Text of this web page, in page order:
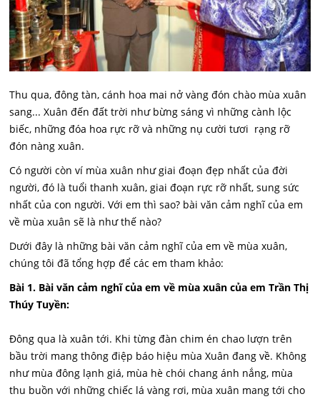
Thu qua, đông tàn, cánh hoa mai nở vàng đón chào mùa xuân
sang... Xuân đến đất trời như bừng sáng vì những cành lộc
biếc, những đóa hoa rực rỡ và những nụ cười tươi rạng rỡ
đón nàng xuân.
Có người còn ví mùa xuân như giai đoạn đẹp nhất của đời
người, đó là tuổi thanh xuân, giai đoạn rực rỡ nhất, sung sức
nhất của con người. Với em thì sao? bài văn cảm nghĩ của em
về mùa xuân sẽ là như thế nào?
Dưới đây là những bài văn cảm nghĩ của em về mùa xuân,
chúng tôi đã tổng hợp để các em tham khảo:
Bài 1. Bài văn cảm nghĩ của em về mùa xuân của em Trần Thị
Thúy Tuyền:
Đông qua là xuân tới. Khi từng đàn chim én chao lượn trên
bầu trời mang thông điệp báo hiệu mùa Xuân đang về. Không
như mùa đông lạnh giá, mùa hè chói chang ánh nắng, mùa
thu buồn với những chiếc lá vàng rơi, mùa xuân mang tới cho